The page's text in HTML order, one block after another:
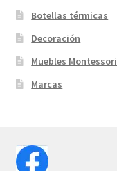
Botellas térmicas
Decoración
Muebles Montessori
Marcas